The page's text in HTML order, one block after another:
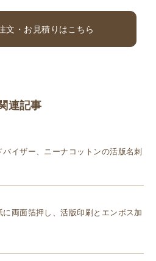
文・お見積りはこちら
連記事
バイザー、ニーナコットンの活版名刺
に両面箔押し、活版印刷とエンボス加